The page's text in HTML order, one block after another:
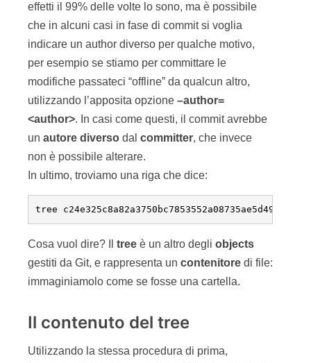
effetti il 99% delle volte lo sono, ma è possibile
che in alcuni casi in fase di commit si voglia
indicare un author diverso per qualche motivo,
per esempio se stiamo per committare le
modifiche passateci “offline” da qualcun altro,
utilizzando l’apposita opzione –author=
<author>. In casi come questi, il commit avrebbe
un autore diverso dal committer, che invece
non è possibile alterare.
In ultimo, troviamo una riga che dice:
tree c24e325c8a82a3750bc7853552a08735ae5d494c
Cosa vuol dire? Il tree è un altro degli objects
gestiti da Git, e rappresenta un contenitore di file:
immaginiamolo come se fosse una cartella.
Il contenuto del tree
Utilizzando la stessa procedura di prima,